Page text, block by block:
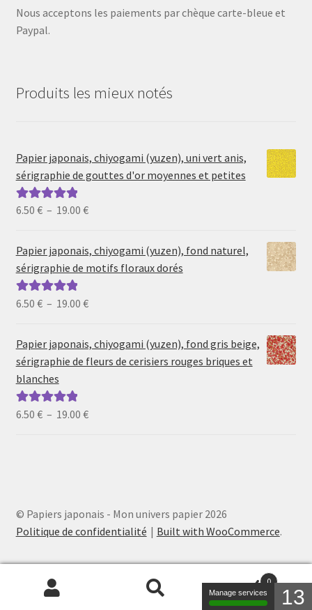
Nous acceptons les paiements par chèque carte-bleue et
Paypal.
Produits les mieux notés
Papier japonais, chiyogami (yuzen), uni vert anis,
sérigraphie de gouttes d'or moyennes et petites
Note5.00sur
6.50 € – 19.00 €Plage
prix :
6.50 €
19.00 €
Papier japonais, chiyogami (yuzen), fond naturel,
sérigraphie de motifs floraux dorés
Note5.00sur
6.50 € – 19.00 €Plage
prix :
6.50 €
Papier japonais, chiyogami (yuzen), fond gris beige,
sérigraphie de fleurs de cerisiers rouges briques et
blanches
Note5.00sur
6.50 € – 19.00 €Plage
© Papiers japonais - Mon univers papier 2026
Politique de confidentialité
Built with WooCommerce.
Recherche
Recherche
0
Manage services 13